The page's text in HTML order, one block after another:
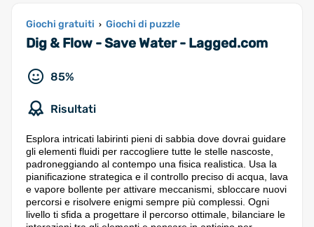
Giochi gratuiti › Giochi di puzzle
Dig & Flow - Save Water - Lagged.com
85%
Risultati
Esplora intricati labirinti pieni di sabbia dove dovrai guidare
gli elementi fluidi per raccogliere tutte le stelle nascoste,
padroneggiando al contempo una fisica realistica. Usa la
pianificazione strategica e il controllo preciso di acqua, lava
e vapore bollente per attivare meccanismi, sbloccare nuovi
percorsi e risolvere enigmi sempre più complessi. Ogni
livello ti sfida a progettare il percorso ottimale, bilanciare le